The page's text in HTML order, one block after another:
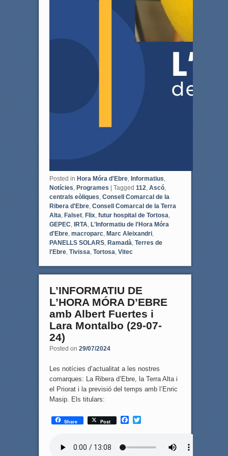
Posted in Hora Móra d'Ebre, Informatius
Notícies Programes | Tagged 112 Ascó,
centrals eòliques Consell Comarcal de la
Ribera d'Ebre, Consell Comarcal de la Terra
Alta Falset, Flix, futur hospital de Tortosa
GEPEC IRTA L'Informatiu de l'Hora Móra
d'Ebre, macroparc, Marc Aleixandri,
PANELLS SOLARS, Ramadà Terres de
l'Ebre, Tivissa Tortosa Vitec
L’INFORMATIU DE
L’HORA MÓRA D’EBRE
amb Albert Fuertes i
Lara Montalbo (29-07-
24)
Posted on 29/07/2024
Les notícies d’actualitat a les nostres
comarques: La Ribera d’Ebre, la Terra Alta i
el Priorat i la previsió del temps amb l’Enric
Masip. Els titulars:
Share Post
F
T